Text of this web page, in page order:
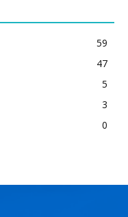
59
47
5
3
0